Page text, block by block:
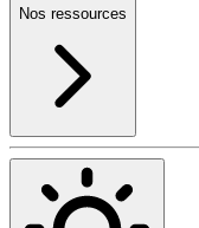
Nos ressources